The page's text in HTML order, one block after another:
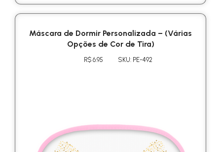
Máscara de Dormir Personalizada – (Várias
Opções de Cor de Tira)
R$ 6.95 SKU: PE-492